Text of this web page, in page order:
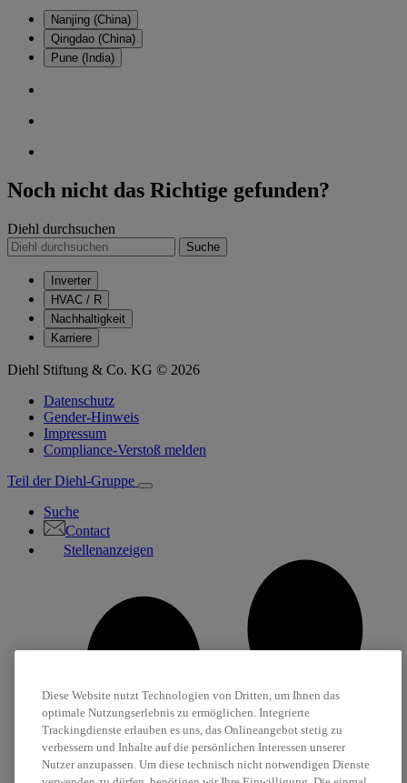
Nanjing (China)
Qingdao (China)
Pune (India)
Noch nicht das Richtige gefunden?
Diehl durchsuchen
Suche
Inverter
HVAC / R
Nachhaltigkeit
Karriere
Diehl Stiftung & Co. KG © 2026
Datenschutz
Gender-Hinweis
Impressum
Compliance-Verstoß melden
Teil der Diehl-Gruppe
Suche
Contact
Stellenanzeigen
Diese Website nutzt Technologien von Dritten, um Ihnen das
optimale Nutzungserlebnis zu ermöglichen. Integrierte
Trackingdienste erlauben es uns, das Onlineangebot stetig zu
verbessern und Inhalte auf die persönlichen Interessen unserer
Nutzer anzupassen. Um diese technisch nicht notwendigen Dienste